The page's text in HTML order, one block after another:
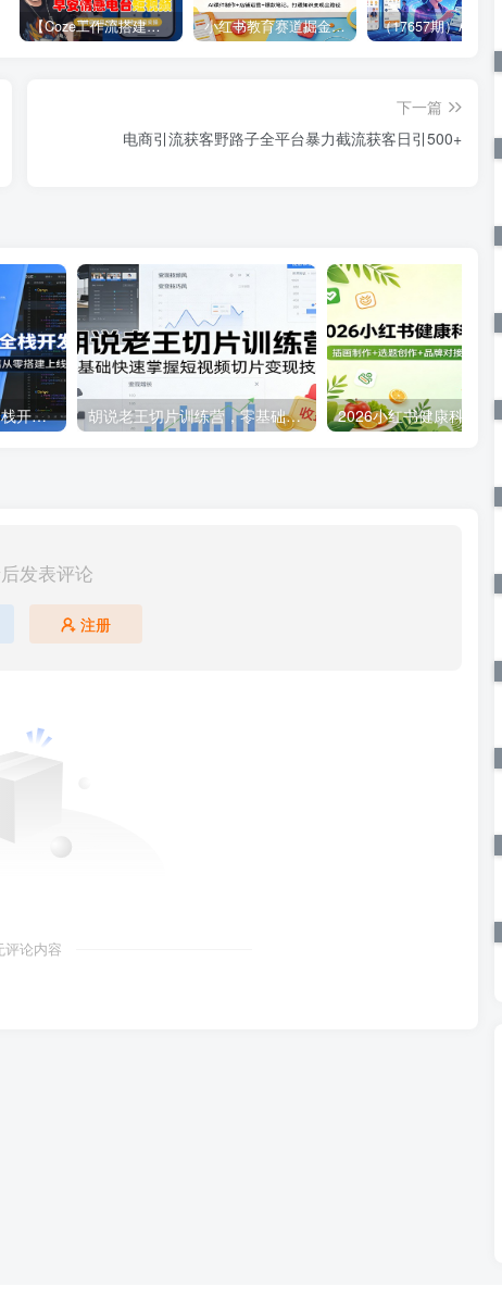
【Coze工作流搭建实操教程】【coze】早安情感电台日签视频还在手动做？用扣子工作流自动生成，省时90% 小红书教育赛道掘金实战课：AI课件制作+店铺运营+爆款笔记，打通知识变现全路径
下一篇
电商引流获客野路子全平台暴力截流获客日引500+
VUE+Django+MySQL全栈开发课：大型网站实战、AI编程、前后端分离从零搭建上线 胡说老王切片训练营，零基础快速掌握短视频切片变现技巧
发表评论
注册
评论内容